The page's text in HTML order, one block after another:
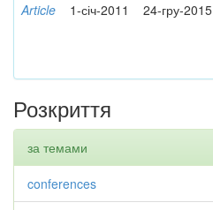
Article 1-січ-2011 24-гру-2015
Розкриття
за темами
conferences